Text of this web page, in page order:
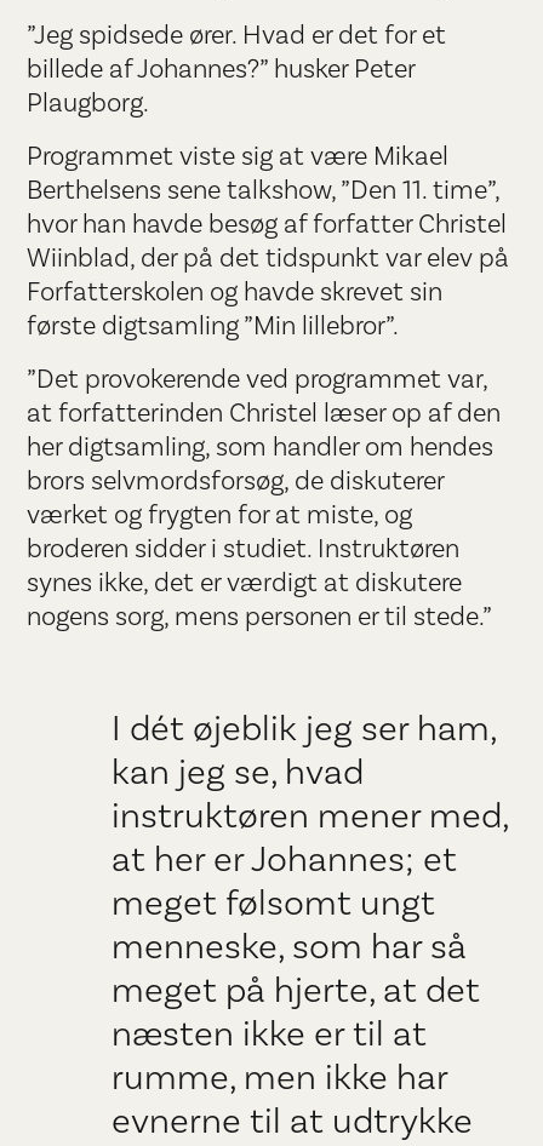
”Jeg spidsede ører. Hvad er det for et
billede af Johannes?” husker Peter
Plaugborg.
Programmet viste sig at være Mikael
Berthelsens sene talkshow, ”Den 11. time”,
hvor han havde besøg af forfatter Christel
Wiinblad, der på det tidspunkt var elev på
Forfatterskolen og havde skrevet sin
første digtsamling ”Min lillebror”.
”Det provokerende ved programmet var,
at forfatterinden Christel læser op af den
her digtsamling, som handler om hendes
brors selvmordsforsøg, de diskuterer
værket og frygten for at miste, og
broderen sidder i studiet. Instruktøren
synes ikke, det er værdigt at diskutere
nogens sorg, mens personen er til stede.”
I dét øjeblik jeg ser ham,
kan jeg se, hvad
instruktøren mener med,
at her er Johannes; et
meget følsomt ungt
menneske, som har så
meget på hjerte, at det
næsten ikke er til at
rumme, men ikke har
evnerne til at udtrykke